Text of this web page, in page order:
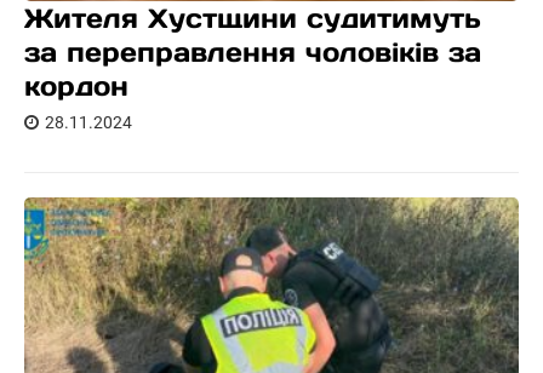
Жителя Хустщини судитимуть
за переправлення чоловіків за
кордон
28.11.2024